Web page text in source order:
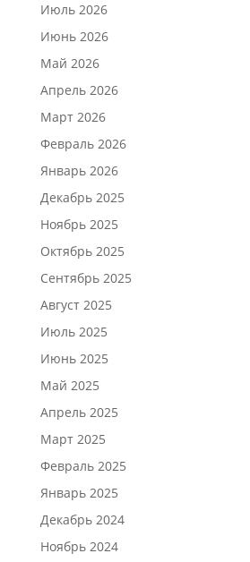
Июль 2026
Июнь 2026
Май 2026
Апрель 2026
Март 2026
Февраль 2026
Январь 2026
Декабрь 2025
Ноябрь 2025
Октябрь 2025
Сентябрь 2025
Август 2025
Июль 2025
Июнь 2025
Май 2025
Апрель 2025
Март 2025
Февраль 2025
Январь 2025
Декабрь 2024
Ноябрь 2024